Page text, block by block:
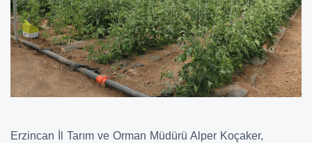
Erzincan İl Tarım ve Orman Müdürü Alper Koçaker,